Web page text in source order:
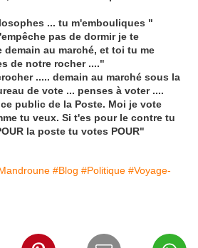
... tu m'embouliques "
pas de dormir je te
demain au marché, et toi tu me
de notre rocher ...."
..... demain au marché sous la
de vote ... penses à voter ....
public de la Poste. Moi je vote
tu veux. Si t'es pour le contre tu
la poste tu votes POUR"
#Blog #Politique #Voyage-